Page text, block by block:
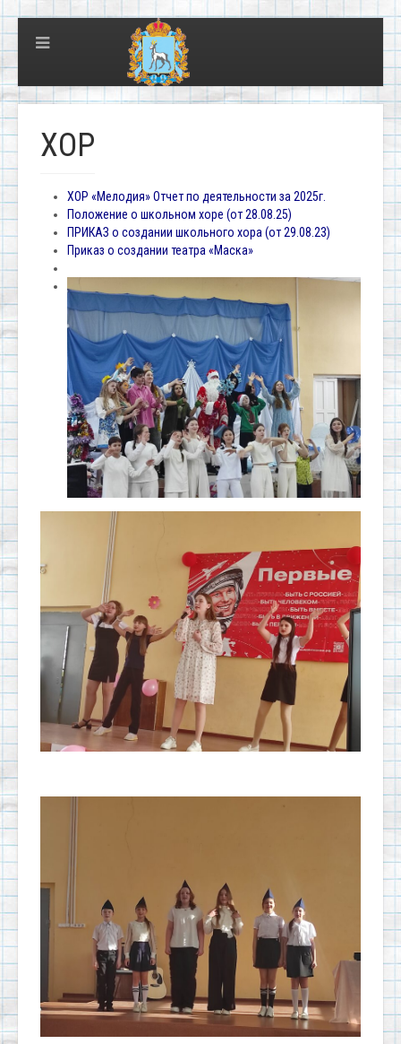
ХОР
ХОР «Мелодия» Отчет по деятельности за 2025г.
Положение о школьном хоре (от 28.08.25)
ПРИКАЗ о создании школьного хора (от 29.08.23)
Приказ о создании театра «Маска»